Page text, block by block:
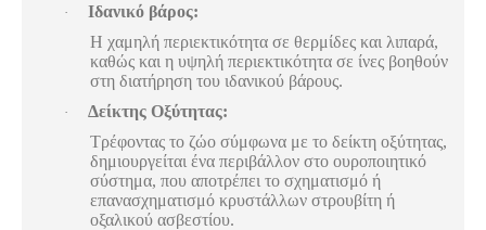
·
Ιδανικό βάρος:
Η χαμηλή περιεκτικότητα σε θερμίδες και λιπαρά,
καθώς και η υψηλή περιεκτικότητα σε ίνες βοηθούν
στη διατήρηση του ιδανικού βάρους.
·
Δείκτης Οξύτητας:
Τρέφοντας το ζώο σύμφωνα με το δείκτη οξύτητας,
δημιουργείται ένα περιβάλλον στο ουροποιητικό
σύστημα, που αποτρέπει το σχηματισμό ή
επανασχηματισμό κρυστάλλων στρουβίτη ή
οξαλικού ασβεστίου.